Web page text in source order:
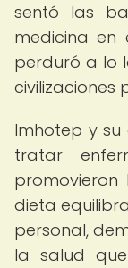
sentó las
medicina
perduró a lo
civilizaciones
Imhotep y
tratar
dieta
personal,
la salud